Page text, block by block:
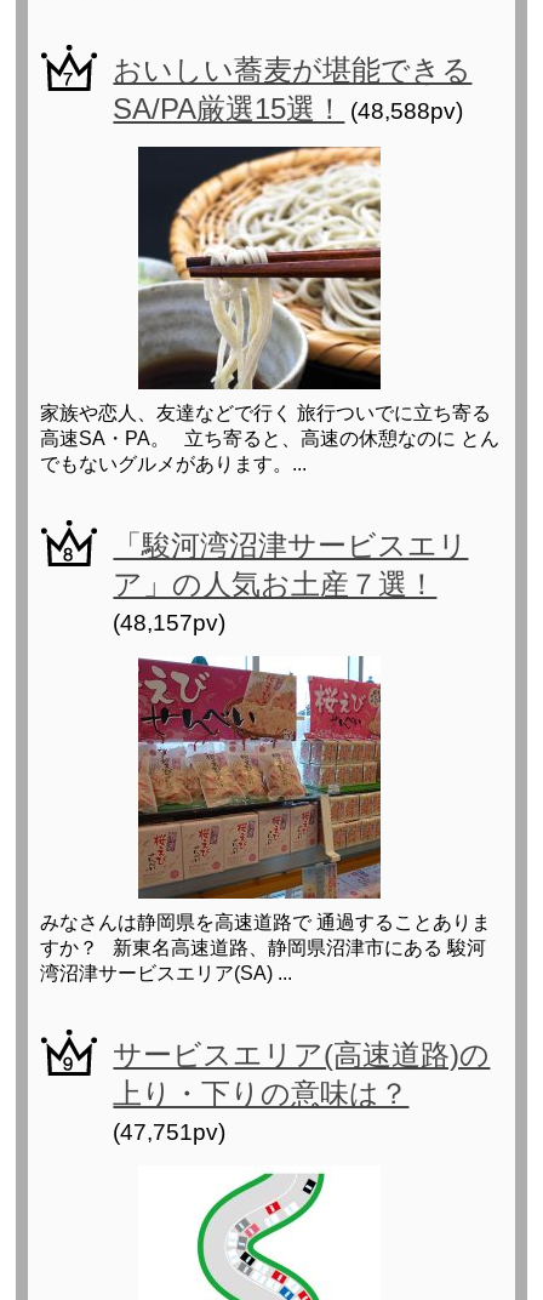
おいしい蕎麦が堪能できる
SA/PA厳選15選！
(48,588pv)
家族や恋人、友達などで行く 旅行ついでに立ち寄る
高速SA・PA。 立ち寄ると、高速の休憩なのに とん
でもないグルメがあります。...
「駿河湾沼津サービスエリ
ア」の人気お土産７選！
(48,157pv)
みなさんは静岡県を高速道路で 通過することありま
すか？ 新東名高速道路、静岡県沼津市にある 駿河
湾沼津サービスエリア(SA) ...
サービスエリア(高速道路)の
上り・下りの意味は？
(47,751pv)